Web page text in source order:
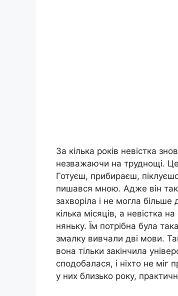
За кілька років невістка
незважаючи на труднощі.
Готуєш, прибираєш,
пишався мною. Адже він
захворіла і не могла
кілька місяців, а невістка
няньку. Їм потрібна була
змалку вивчали дві мови.
вона тільки закінчила
сподобалася, і ніхто не
у них близько року,